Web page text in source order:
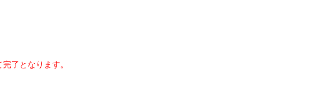
了となります。